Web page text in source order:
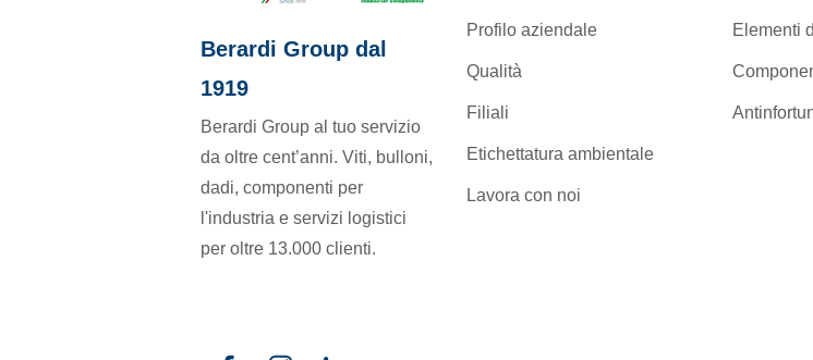
Berardi Group dal
1919
Berardi Group al tuo servizio
da oltre cent’anni. Viti, bulloni,
dadi, componenti per
l'industria e servizi logistici
per oltre 13.000 clienti.
Profilo aziendale
Qualità
Filiali
Etichettatura ambientale
Lavora con noi
Elementi